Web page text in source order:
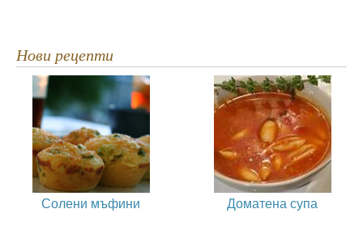
Нови рецепти
Солени мъфини Доматена супа